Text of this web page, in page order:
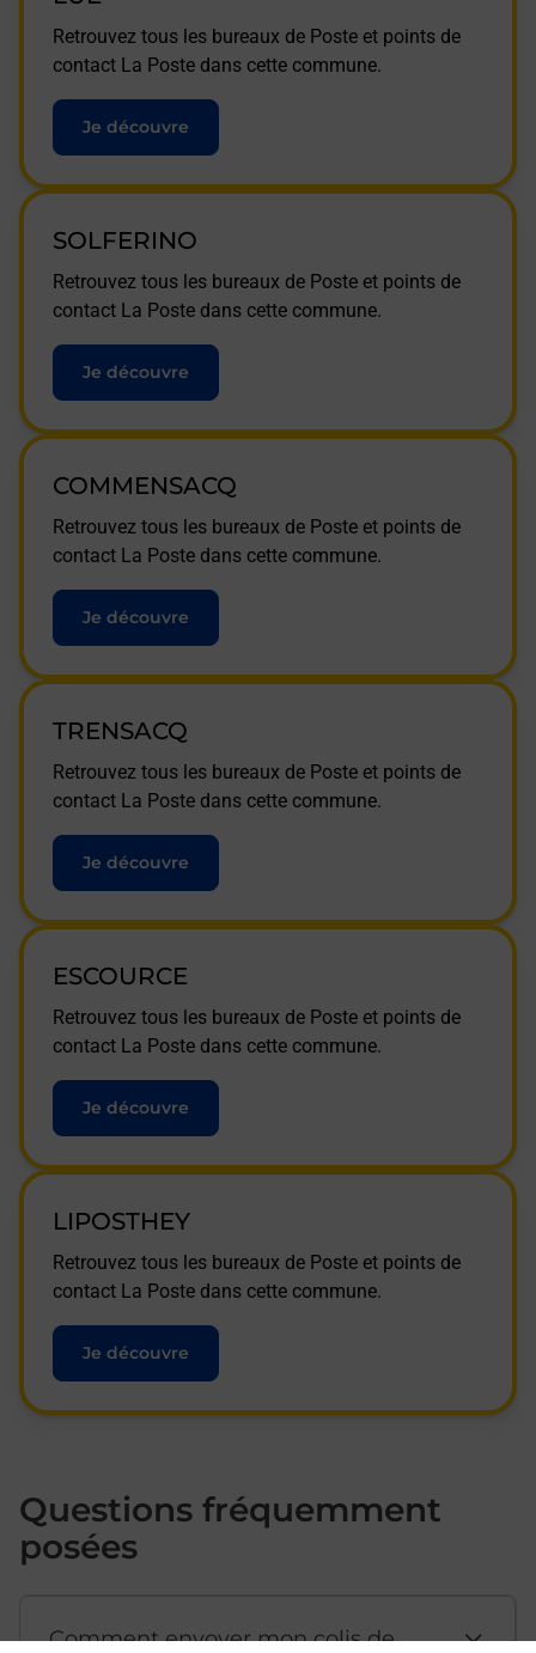
Retrouvez tous les bureaux de Poste et points de
contact La Poste dans cette commune.
Je découvre
SOLFERINO
Retrouvez tous les bureaux de Poste et points de
contact La Poste dans cette commune.
Je découvre
COMMENSACQ
Retrouvez tous les bureaux de Poste et points de
contact La Poste dans cette commune.
Je découvre
TRENSACQ
Retrouvez tous les bureaux de Poste et points de
contact La Poste dans cette commune.
Je découvre
ESCOURCE
Retrouvez tous les bureaux de Poste et points de
contact La Poste dans cette commune.
Je découvre
LIPOSTHEY
Retrouvez tous les bureaux de Poste et points de
contact La Poste dans cette commune.
Je découvre
Questions fréquemment
posées
Comment envoyer mon colis de